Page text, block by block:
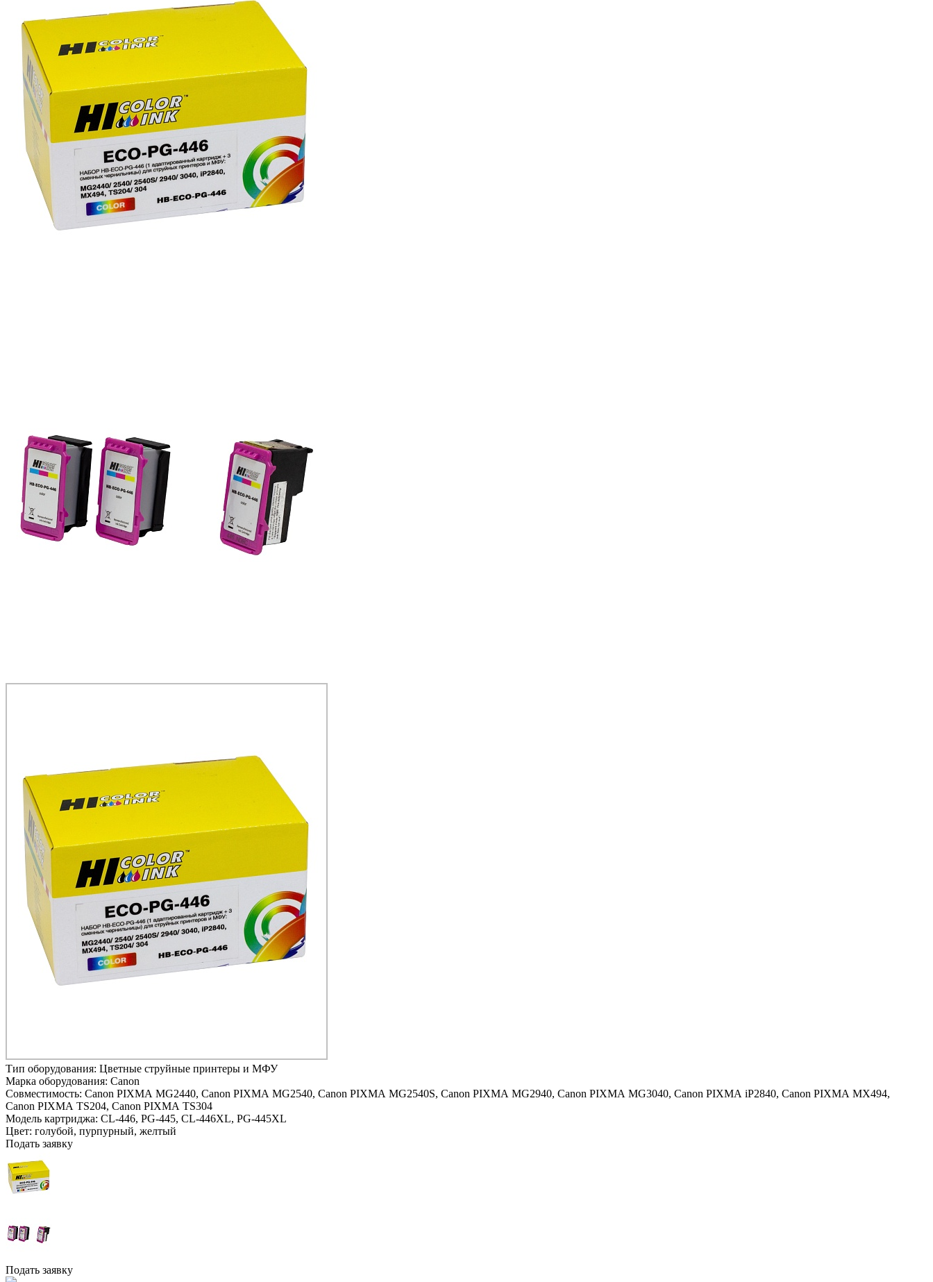
Тип оборудования: Цветные струйные принтеры и МФУ
Марка оборудования: Canon
Совместимость: Canon PIXMA MG2440, Canon PIXMA MG2540, Canon PIXMA MG2540S, Canon PIXMA MG2940, Canon PIXMA MG3040, Canon PIXMA iP2840, Canon PIXMA MX494,
Canon PIXMA TS204, Canon PIXMA TS304
Модель картриджа: CL-446, PG-445, CL-446XL, PG-445XL
Цвет: голубой, пурпурный, желтый
Подать заявку
Подать заявку